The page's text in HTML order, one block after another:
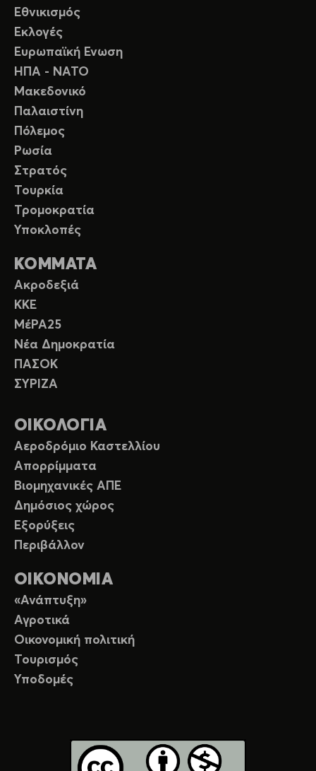
Εθνικισμός
Εκλογές
Ευρωπαϊκή Ενωση
ΗΠΑ - ΝΑΤΟ
Μακεδονικό
Παλαιστίνη
Πόλεμος
Ρωσία
Στρατός
Τουρκία
Τρομοκρατία
Υποκλοπές
ΚΟΜΜΑΤΑ
Ακροδεξιά
ΚΚΕ
ΜέΡΑ25
Νέα Δημοκρατία
ΠΑΣΟΚ
ΣΥΡΙΖΑ
ΟΙΚΟΛΟΓΙΑ
Αεροδρόμιο Καστελλίου
Απορρίμματα
Βιομηχανικές ΑΠΕ
Δημόσιος χώρος
Εξορύξεις
Περιβάλλον
ΟΙΚΟΝΟΜΙΑ
«Ανάπτυξη»
Αγροτικά
Οικονομική πολιτική
Τουρισμός
Υποδομές